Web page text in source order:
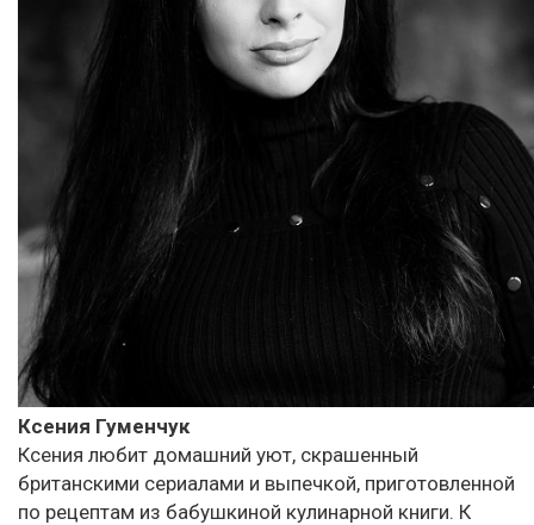
Ксения Гуменчук
Ксения любит домашний уют, скрашенный
британскими сериалами и выпечкой, приготовленной
по рецептам из бабушкиной кулинарной книги. К